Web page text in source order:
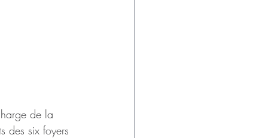
de la
des six foyers